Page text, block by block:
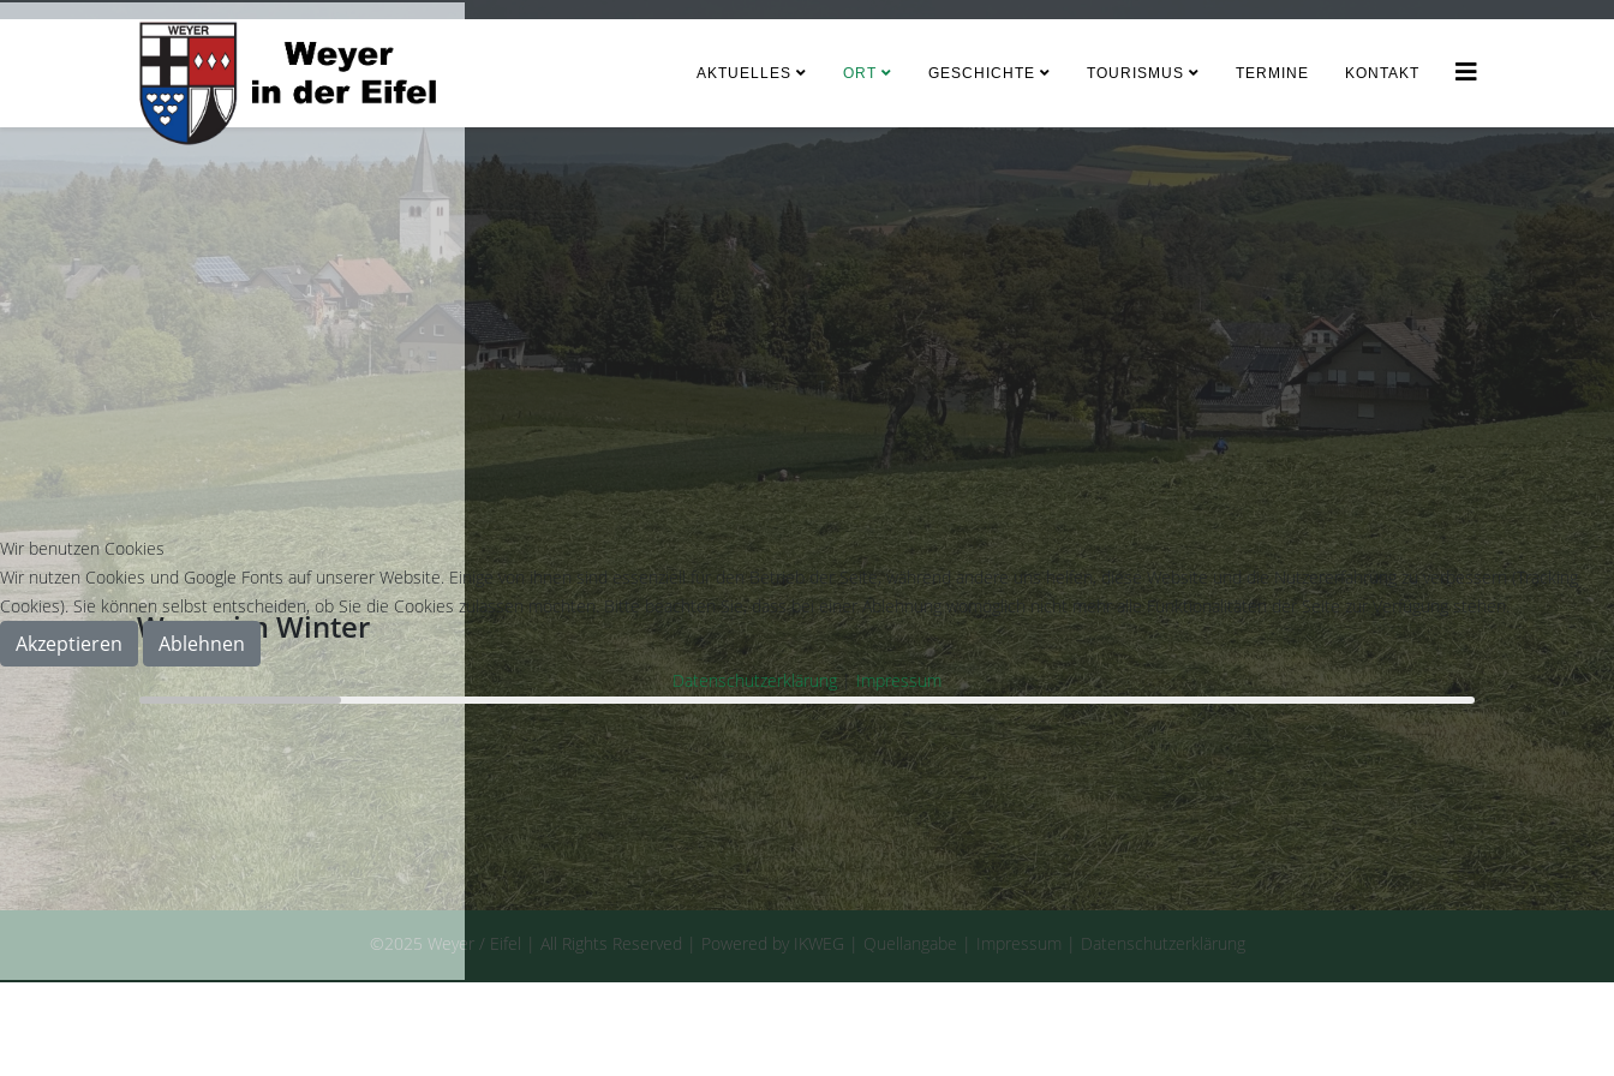
AKTUELLES ORT GESCHICHTE TOURISMUS TERMINE KONTAKT
Weyer im Winter
©2025 Weyer / Eifel | All Rights Reserved | Powered by IKWEG | Quellangabe | Impressum | Datenschutzerklärung
Wir benutzen Cookies
Wir nutzen Cookies und Google Fonts auf unserer Website. Einige von ihnen sind essenziell für den Betrieb der Seite, während andere uns helfen, diese Website und die Nutzererfahrung zu verbessern (Tracking
Cookies). Sie können selbst entscheiden, ob Sie die Cookies zulassen möchten. Bitte beachten Sie, dass bei einer Ablehnung womöglich nicht mehr alle Funktionalitäten der Seite zur Verfügung stehen.
Akzeptieren Ablehnen
Datenschutzerklärung|Impressum